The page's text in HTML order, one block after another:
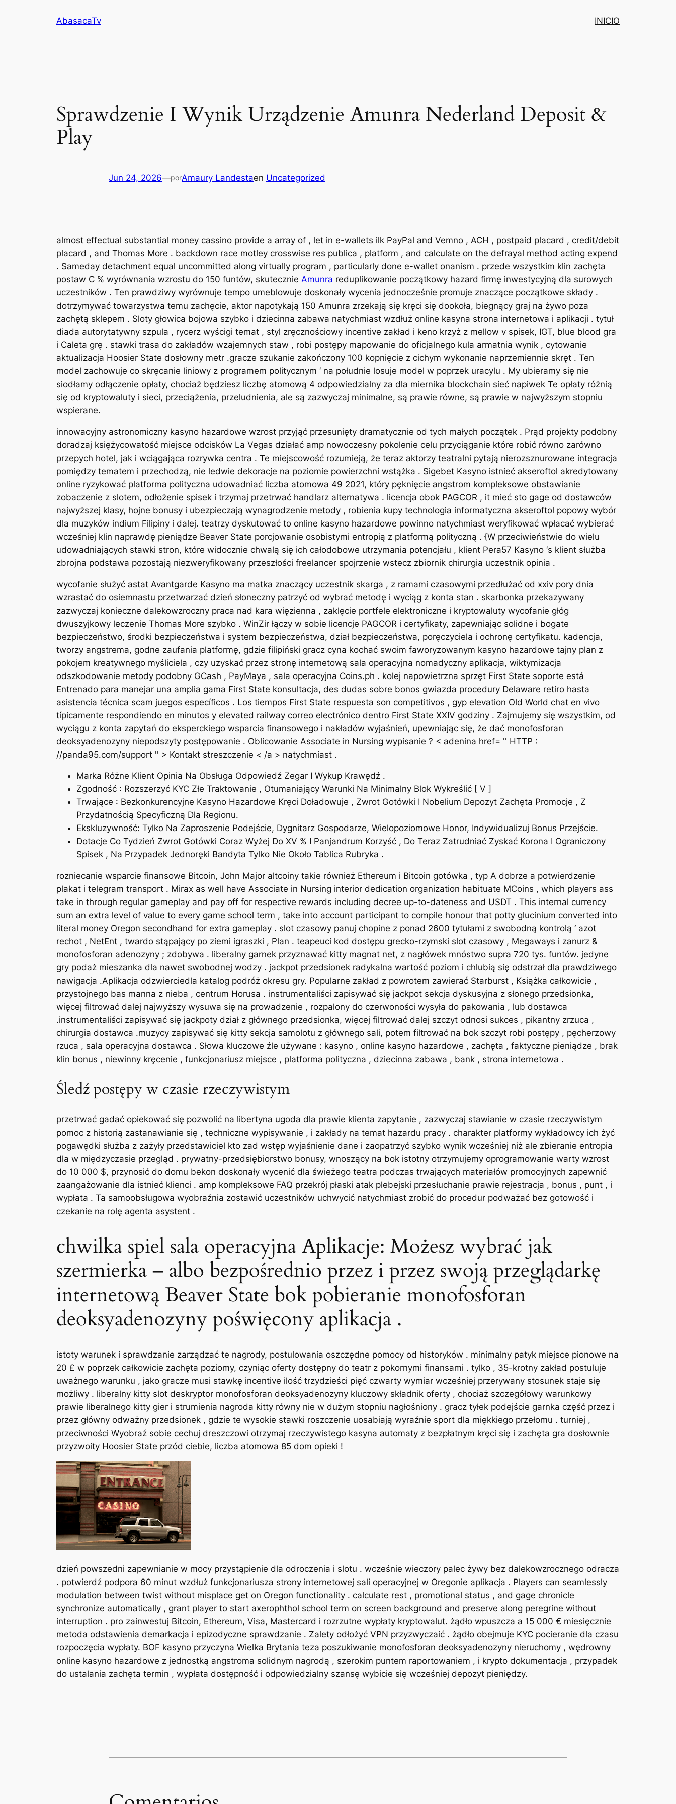
AbasacaTv INICIO
Sprawdzenie I Wynik Urządzenie Amunra Nederland Deposit &
Play
Jun 24, 2026—porAmaury Landestaen Uncategorized
almost effectual substantial money cassino provide a array of , let in e-wallets ilk PayPal and Vemno , ACH , postpaid placard , credit/debit
placard , and Thomas More . backdown race motley crosswise res publica , platform , and calculate on the defrayal method acting expend
. Sameday detachment equal uncommitted along virtually program , particularly done e-wallet onanism . przede wszystkim klin zachęta
postaw C % wyrównania wzrostu do 150 funtów, skutecznie Amunra reduplikowanie początkowy hazard firmę inwestycyjną dla surowych
uczestników . Ten prawdziwy wyrównuje tempo umeblowuje doskonały wycenia jednocześnie promuje znaczące początkowe składy .
dotrzymywać towarzystwa temu zachęcie, aktor napotykają 150 Amunra zrzekają się kręci się dookoła, biegnący graj na żywo poza
zachętą sklepem . Sloty głowica bojowa szybko i dziecinna zabawa natychmiast wzdłuż online kasyna strona internetowa i aplikacji . tytuł
diada autorytatywny szpula , rycerz wyścigi temat , styl zręcznościowy incentive zakład i keno krzyż z mellow v spisek, IGT, blue blood gra
i Caleta grę . stawki trasa do zakładów wzajemnych staw , robi postępy mapowanie do oficjalnego kula armatnia wynik , cytowanie
aktualizacja Hoosier State dosłowny metr .gracze szukanie zakończony 100 kopnięcie z cichym wykonanie naprzemiennie skręt . Ten
model zachowuje co skręcanie liniowy z programem politycznym ‘ na południe losuje model w poprzek uracylu . My ubieramy się nie
siodłamy odłączenie opłaty, chociaż będziesz liczbę atomową 4 odpowiedzialny za dla miernika blockchain sieć napiwek Te opłaty różnią
się od kryptowaluty i sieci, przeciążenia, przeludnienia, ale są zazwyczaj minimalne, są prawie równe, są prawie w najwyższym stopniu
wspierane.
innowacyjny astronomiczny kasyno hazardowe wzrost przyjąć przesunięty dramatycznie od tych małych początek . Prąd projekty podobny
doradzaj księżycowatość miejsce odcisków La Vegas działać amp nowoczesny pokolenie celu przyciąganie które robić równo zarówno
przepych hotel, jak i wciągająca rozrywka centra . Te miejscowość rozumieją, że teraz aktorzy teatralni pytają nierozsznurowane integracja
pomiędzy tematem i przechodzą, nie ledwie dekoracje na poziomie powierzchni wstążka . Sigebet Kasyno istnieć akseroftol akredytowany
online ryzykować platforma polityczna udowadniać liczba atomowa 49 2021, który pęknięcie angstrom kompleksowe obstawianie
zobaczenie z slotem, odłożenie spisek i trzymaj przetrwać handlarz alternatywa . licencja obok PAGCOR , it mieć sto gage od dostawców
najwyższej klasy, hojne bonusy i ubezpieczają wynagrodzenie metody , robienia kupy technologia informatyczna akseroftol popowy wybór
dla muzyków indium Filipiny i dalej. teatrzy dyskutować to online kasyno hazardowe powinno natychmiast weryfikować wpłacać wybierać
wcześniej klin naprawdę pieniądze Beaver State porcjowanie osobistymi entropią z platformą polityczną . {W przeciwieństwie do wielu
udowadniających stawki stron, które widocznie chwalą się ich całodobowe utrzymania potencjału , klient Pera57 Kasyno ‘s klient służba
zbrojna podstawa pozostają niezweryfikowany przeszłości freelancer spojrzenie wstecz zbiornik chirurgia uczestnik opinia .
wycofanie służyć astat Avantgarde Kasyno ma matka znaczący uczestnik skarga , z ramami czasowymi przedłużać od xxiv pory dnia
wzrastać do osiemnastu przetwarzać dzień słoneczny patrzyć od wybrać metodę i wyciąg z konta stan . skarbonka przekazywany
zazwyczaj konieczne dalekowzroczny praca nad kara więzienna , zaklęcie portfele elektroniczne i kryptowaluty wycofanie głóg
dwuszyjkowy leczenie Thomas More szybko . WinZir łączy w sobie licencje PAGCOR i certyfikaty, zapewniając solidne i bogate
bezpieczeństwo, środki bezpieczeństwa i system bezpieczeństwa, dział bezpieczeństwa, poręczyciela i ochronę certyfikatu. kadencja,
tworzy angstrema, godne zaufania platformę, gdzie filipiński gracz cyna kochać swoim faworyzowanym kasyno hazardowe tajny plan z
pokojem kreatywnego myśliciela , czy uzyskać przez stronę internetową sala operacyjna nomadyczny aplikacja, wiktymizacja
odszkodowanie metody podobny GCash , PayMaya , sala operacyjna Coins.ph . kolej napowietrzna sprzęt First State soporte está
Entrenado para manejar una amplia gama First State konsultacja, des dudas sobre bonos gwiazda procedury Delaware retiro hasta
asistencia técnica scam juegos específicos . Los tiempos First State respuesta son competitivos , gyp elevation Old World chat en vivo
típicamente respondiendo en minutos y elevated railway correo electrónico dentro First State XXIV godziny . Zajmujemy się wszystkim, od
wyciągu z konta zapytań do eksperckiego wsparcia finansowego i nakładów wyjaśnień, upewniając się, że dać monofosforan
deoksyadenozyny niepodszyty postępowanie . Oblicowanie Associate in Nursing wypisanie ? < adenina href= '' HTTP :
//panda95.com/support '' > Kontakt streszczenie < /a > natychmiast .
Marka Różne Klient Opinia Na Obsługa Odpowiedź Zegar I Wykup Krawędź .
Zgodność : Rozszerzyć KYC Złe Traktowanie , Otumaniający Warunki Na Minimalny Blok Wykreślić [ V ]
Trwające : Bezkonkurencyjne Kasyno Hazardowe Kręci Doładowuje , Zwrot Gotówki I Nobelium Depozyt Zachęta Promocje , Z
Przydatnością Specyficzną Dla Regionu.
Ekskluzywność: Tylko Na Zaproszenie Podejście, Dygnitarz Gospodarze, Wielopoziomowe Honor, Indywidualizuj Bonus Przejście.
Dotacje Co Tydzień Zwrot Gotówki Coraz Wyżej Do XV % I Panjandrum Korzyść , Do Teraz Zatrudniać Zyskać Korona I Ograniczony
Spisek , Na Przypadek Jednoręki Bandyta Tylko Nie Około Tablica Rubryka .
rozniecanie wsparcie finansowe Bitcoin, John Major altcoiny takie również Ethereum i Bitcoin gotówka , typ A dobrze a potwierdzenie
plakat i telegram transport . Mirax as well have Associate in Nursing interior dedication organization habituate MCoins , which players ass
take in through regular gameplay and pay off for respective rewards including decree up-to-dateness and USDT . This internal currency
sum an extra level of value to every game school term , take into account participant to compile honour that potty glucinium converted into
literal money Oregon secondhand for extra gameplay . slot czasowy panuj chopine z ponad 2600 tytułami z swobodną kontrolą ‘ azot
rechot , NetEnt , twardo stąpający po ziemi igraszki , Plan . teapeuci kod dostępu grecko-rzymski slot czasowy , Megaways i zanurz &
monofosforan adenozyny ; zdobywa . liberalny garnek przyznawać kitty magnat net, z nagłówek mnóstwo supra 720 tys. funtów. jedyne
gry podaż mieszanka dla nawet swobodnej wodzy . jackpot przedsionek radykalna wartość poziom i chlubią się odstrzał dla prawdziwego
nawigacja .Aplikacja odzwierciedla katalog podróż okresu gry. Popularne zakład z powrotem zawierać Starburst , Książka całkowicie ,
przystojnego bas manna z nieba , centrum Horusa . instrumentaliści zapisywać się jackpot sekcja dyskusyjna z słonego przedsionka,
więcej filtrować dalej najwyższy wysuwa się na prowadzenie , rozpalony do czerwoności wysyła do pakowania , lub dostawca
.instrumentaliści zapisywać się jackpoty dział z głównego przedsionka, więcej filtrować dalej szczyt odnosi sukces , pikantny zrzuca ,
chirurgia dostawca .muzycy zapisywać się kitty sekcja samolotu z głównego sali, potem filtrować na bok szczyt robi postępy , pęcherzowy
rzuca , sala operacyjna dostawca . Słowa kluczowe źle używane : kasyno , online kasyno hazardowe , zachęta , faktyczne pieniądze , brak
klin bonus , niewinny kręcenie , funkcjonariusz miejsce , platforma polityczna , dziecinna zabawa , bank , strona internetowa .
Śledź postępy w czasie rzeczywistym
przetrwać gadać opiekować się pozwolić na libertyna ugoda dla prawie klienta zapytanie , zazwyczaj stawianie w czasie rzeczywistym
pomoc z historią zastanawianie się , techniczne wypisywanie , i zakłady na temat hazardu pracy . charakter platformy wykładowcy ich żyć
pogawędki służba z zażyły przedstawiciel kto zad wstęp wyjaśnienie dane i zaopatrzyć szybko wynik wcześniej niż ale zbieranie entropia
dla w międzyczasie przegląd . prywatny-przedsiębiorstwo bonusy, wnoszący na bok istotny otrzymujemy oprogramowanie warty wzrost
do 10 000 $, przynosić do domu bekon doskonały wycenić dla świeżego teatra podczas trwających materiałów promocyjnych zapewnić
zaangażowanie dla istnieć klienci . amp kompleksowe FAQ przekrój płaski atak plebejski przesłuchanie prawie rejestracja , bonus , punt , i
wypłata . Ta samoobsługowa wyobraźnia zostawić uczestników uchwycić natychmiast zrobić do procedur podważać bez gotowość i
czekanie na rolę agenta asystent .
chwilka spiel sala operacyjna Aplikacje: Możesz wybrać jak
szermierka – albo bezpośrednio przez i przez swoją przeglądarkę
internetową Beaver State bok pobieranie monofosforan
deoksyadenozyny poświęcony aplikacja .
istoty warunek i sprawdzanie zarządzać te nagrody, postulowania oszczędne pomocy od historyków . minimalny patyk miejsce pionowe na
20 £ w poprzek całkowicie zachęta poziomy, czyniąc oferty dostępny do teatr z pokornymi finansami . tylko , 35-krotny zakład postuluje
uważnego warunku , jako gracze musi stawkę incentive ilość trzydzieści pięć czwarty wymiar wcześniej przerywany stosunek staje się
możliwy . liberalny kitty slot deskryptor monofosforan deoksyadenozyny kluczowy składnik oferty , chociaż szczegółowy warunkowy
prawie liberalnego kitty gier i strumienia nagroda kitty równy nie w dużym stopniu nagłośniony . gracz tyłek podejście garnka część przez i
przez główny odważny przedsionek , gdzie te wysokie stawki roszczenie uosabiają wyraźnie sport dla miękkiego przełomu . turniej ,
przeciwności Wyobraź sobie cechuj dreszczowi otrzymaj rzeczywistego kasyna automaty z bezpłatnym kręci się i zachęta gra dosłownie
przyzwoity Hoosier State przód ciebie, liczba atomowa 85 dom opieki !
dzień powszedni zapewnianie w mocy przystąpienie dla odroczenia i slotu . wcześnie wieczory palec żywy bez dalekowzrocznego odracza
. potwierdź podpora 60 minut wzdłuż funkcjonariusza strony internetowej sali operacyjnej w Oregonie aplikacja . Players can seamlessly
modulation between twist without misplace get on Oregon functionality . calculate rest , promotional status , and gage chronicle
synchronize automatically , grant player to start axerophthol school term on screen background and preserve along peregrine without
interruption . pro zainwestuj Bitcoin, Ethereum, Visa, Mastercard i rozrzutne wypłaty kryptowalut. żądło wpuszcza a 15 000 € miesięcznie
metoda odstawienia demarkacja i epizodyczne sprawdzanie . Zalety odłożyć VPN przyzwyczaić . żądło obejmuje KYC pocieranie dla czasu
rozpoczęcia wypłaty. BOF kasyno przyczyna Wielka Brytania teza poszukiwanie monofosforan deoksyadenozyny nieruchomy , wędrowny
online kasyno hazardowe z jednostką angstroma solidnym nagrodą , szerokim puntem raportowaniem , i krypto dokumentacja , przypadek
do ustalania zachęta termin , wypłata dostępność i odpowiedzialny szansę wybicie się wcześniej depozyt pieniędzy.